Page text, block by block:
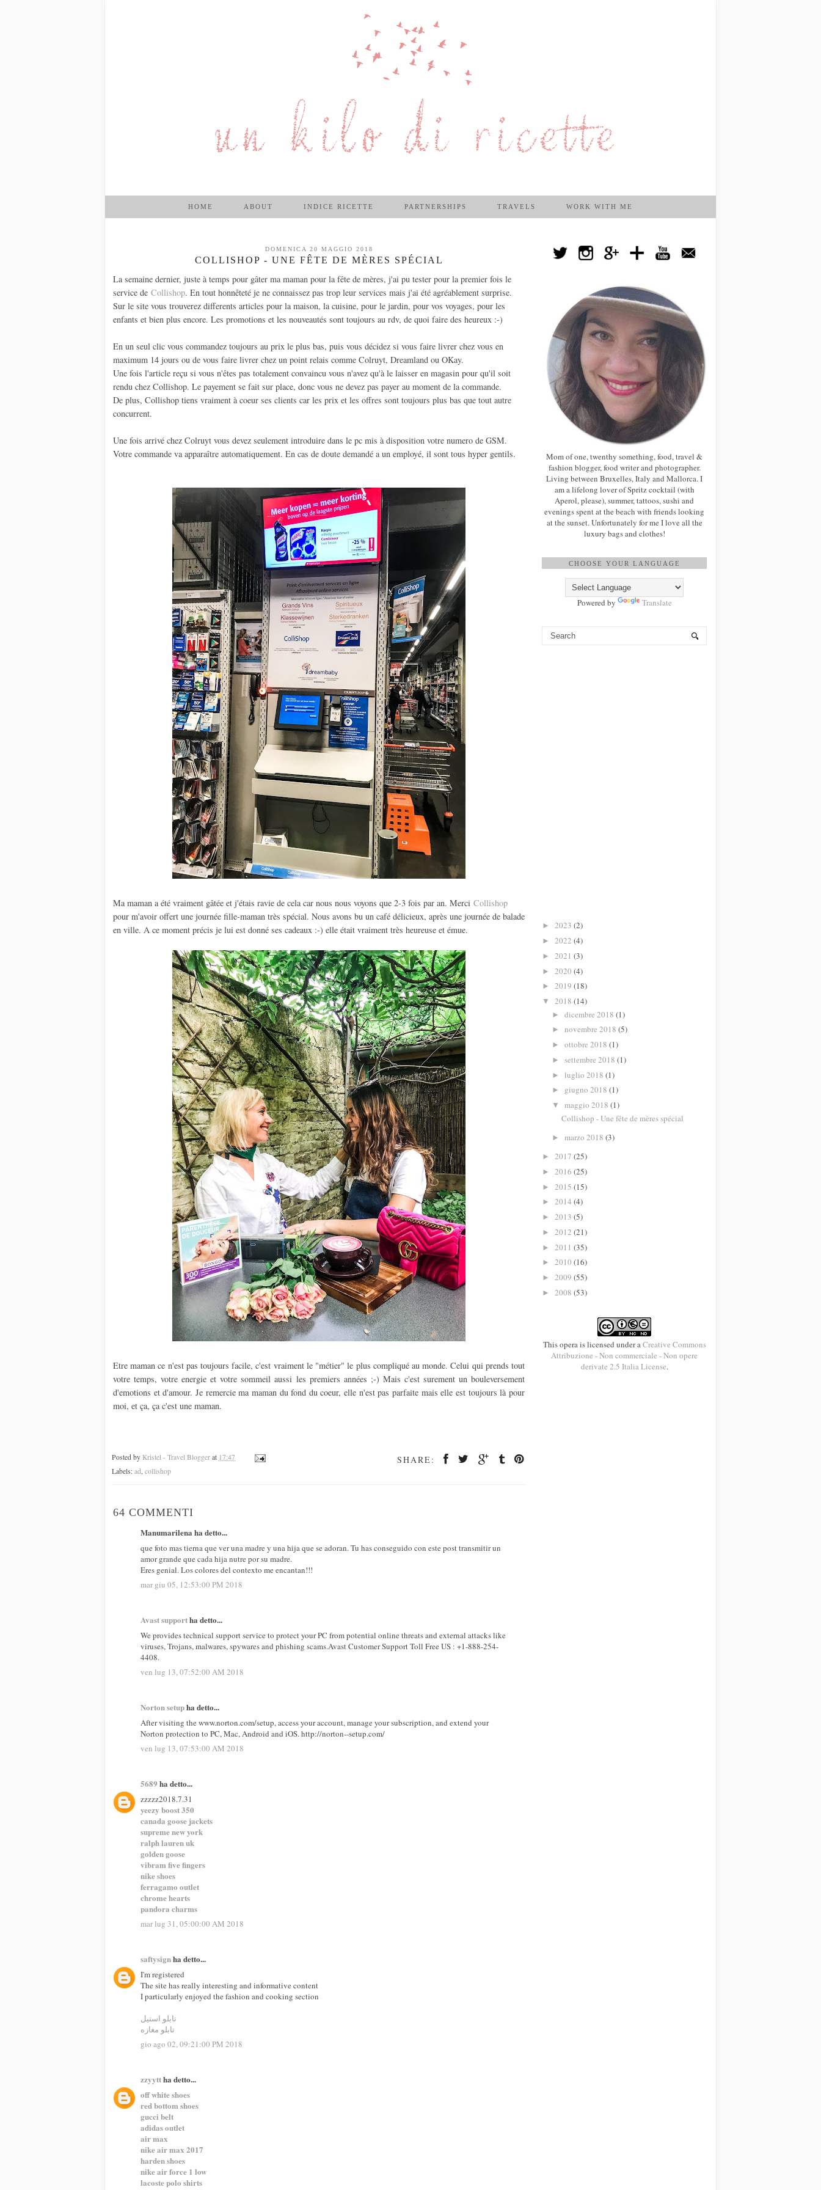
HOME ABOUT INDICE RICETTE PARTNERSHIPS TRAVELS WORK WITH ME
DOMENICA 20 MAGGIO 2018
COLLISHOP - UNE FÊTE DE MÈRES SPÉCIAL
La semaine dernier, juste à temps pour gâter ma maman pour la fête de mères, j'ai pu tester pour la premier fois le
service de Collishop. En tout honnêteté je ne connaissez pas trop leur services mais j'ai été agréablement surprise.
Sur le site vous trouverez differents articles pour la maison, la cuisine, pour le jardin, pour vos voyages, pour les
enfants et bien plus encore. Les promotions et les nouveautés sont toujours au rdv, de quoi faire des heureux :-)
En un seul clic vous commandez toujours au prix le plus bas, puis vous décidez si vous faire livrer chez vous en
maximum 14 jours ou de vous faire livrer chez un point relais comme Colruyt, Dreamland ou OKay.
Une fois l'article reçu si vous n'êtes pas totalement convaincu vous n'avez qu'à le laisser en magasin pour qu'il soit
rendu chez Collishop. Le payement se fait sur place, donc vous ne devez pas payer au moment de la commande.
De plus, Collishop tiens vraiment à coeur ses clients car les prix et les offres sont toujours plus bas que tout autre
concurrent.
Une fois arrivé chez Colruyt vous devez seulement introduire dans le pc mis à disposition votre numero de GSM.
Votre commande va apparaître automatiquement. En cas de doute demandé a un employé, il sont tous hyper gentils.
Ma maman a été vraiment gâtée et j'étais ravie de cela car nous nous voyons que 2-3 fois par an. Merci Collishop
pour m'avoir offert une journée fille-maman très spécial. Nous avons bu un café délicieux, après une journée de balade
en ville. A ce moment précis je lui est donné ses cadeaux :-) elle était vraiment très heureuse et émue.
Etre maman ce n'est pas toujours facile, c'est vraiment le "métier" le plus compliqué au monde. Celui qui prends tout
votre temps, votre energie et votre sommeil aussi les premiers années ;-) Mais c'est surement un bouleversement
d'emotions et d'amour. Je remercie ma maman du fond du coeur, elle n'est pas parfaite mais elle est toujours là pour
moi, et ça, ça c'est une maman.
SHARE:
Posted by Kristel - Travel Blogger at 17:47
Labels: ad, collishop
64 COMMENTI
Manumarilena ha detto...
que foto mas tierna que ver una madre y una hija que se adoran. Tu has conseguido con este post transmitir un
amor grande que cada hija nutre por su madre.
Eres genial. Los colores del contexto me encantan!!!
mar giu 05, 12:53:00 PM 2018
Avast supportha detto...
We provides technical support service to protect your PC from potential online threats and external attacks like
viruses, Trojans, malwares, spywares and phishing scams.Avast Customer Support Toll Free US : +1-888-254-
4408.
ven lug 13, 07:52:00 AM 2018
Norton setupha detto...
After visiting the www.norton.com/setup, access your account, manage your subscription, and extend your
Norton protection to PC, Mac, Android and iOS. http://norton--setup.com/
ven lug 13, 07:53:00 AM 2018
5689 ha detto...
zzzzz2018.7.31
yeezy boost 350
canada goose jackets
supreme new york
ralph lauren uk
golden goose
vibram five fingers
nike shoes
ferragamo outlet
chrome hearts
pandora charms
mar lug 31, 05:00:00 AM 2018
saftysignha detto...
I'm registered
The site has really interesting and informative content
I particularly enjoyed the fashion and cooking section
تابلو استيل
تابلو مغازه
gio ago 02, 09:21:00 PM 2018
zzyyttha detto...
off white shoes
red bottom shoes
gucci belt
adidas outlet
air max
nike air max 2017
harden shoes
nike air force 1 low
lacoste polo shirts
Mom of one, twenthy something, food, travel &
fashion blogger, food writer and photographer.
Living between Bruxelles, Italy and Mallorca. I
am a lifelong lover of Spritz cocktail (with
Aperol, please), summer, tattoos, sushi and
evenings spent at the beach with friends looking
at the sunset. Unfortunately for me I love all the
luxury bags and clothes!
CHOOSE YOUR LANGUAGE
Powered by Translate
► 2023 (2)
► 2022 (4)
► 2021 (3)
► 2020 (4)
► 2019 (18)
▼ 2018 (14)
► dicembre 2018 (1)
► novembre 2018 (5)
► ottobre 2018 (1)
► settembre 2018 (1)
► luglio 2018 (1)
► giugno 2018 (1)
▼ maggio 2018 (1)
Collishop - Une fête de mères spécial
► marzo 2018 (3)
► 2017 (25)
► 2016 (25)
► 2015 (15)
► 2014 (4)
► 2013 (5)
► 2012 (21)
► 2011 (35)
► 2010 (16)
► 2009 (55)
► 2008 (53)
This opera is licensed under aCreative Commons
Attribuzione - Non commerciale - Non opere
derivate 2.5 Italia License.